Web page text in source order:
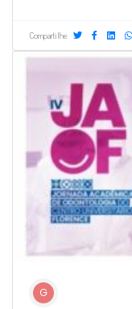
Compartilhe
G